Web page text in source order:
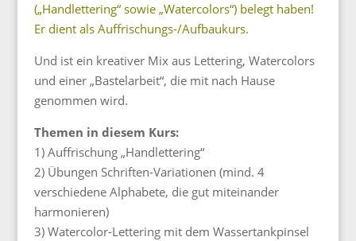
(„Handlettering“ sowie „Watercolors“) belegt haben!
Er dient als Auffrischungs-/Aufbaukurs.
Und ist ein kreativer Mix aus Lettering, Watercolors
und einer „Bastelarbeit“, die mit nach Hause
genommen wird.
Themen in diesem Kurs:
1) Auffrischung „Handlettering“
2) Übungen Schriften-Variationen (mind. 4
verschiedene Alphabete, die gut miteinander
harmonieren)
3) Watercolor-Lettering mit dem Wassertankpinsel